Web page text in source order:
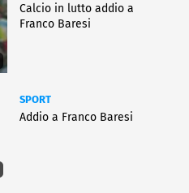
Calcio in lutto addio a
Franco Baresi
SPORT
Addio a Franco Baresi